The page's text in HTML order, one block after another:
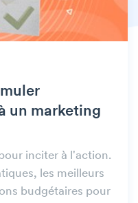
un marketing
inciter à l'action.
les meilleurs
budgétaires pour